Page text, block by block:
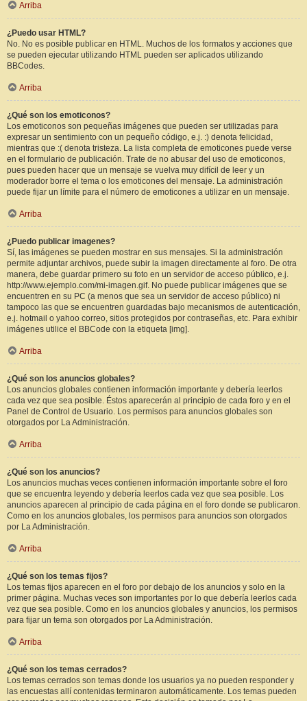
Arriba
¿Puedo usar HTML?
No. No es posible publicar en HTML. Muchos de los formatos y acciones que
se pueden ejecutar utilizando HTML pueden ser aplicados utilizando
BBCodes.
Arriba
¿Qué son los emoticonos?
Los emoticonos son pequeñas imágenes que pueden ser utilizadas para
expresar un sentimiento con un pequeño código, e.j. :) denota felicidad,
mientras que :( denota tristeza. La lista completa de emoticones puede verse
en el formulario de publicación. Trate de no abusar del uso de emoticonos,
pues pueden hacer que un mensaje se vuelva muy difícil de leer y un
moderador borre el tema o los emoticones del mensaje. La administración
puede fijar un límite para el número de emoticones a utilizar en un mensaje.
Arriba
¿Puedo publicar imagenes?
Sí, las imágenes se pueden mostrar en sus mensajes. Si la administración
permite adjuntar archivos, puede subir la imagen directamente al foro. De otra
manera, debe guardar primero su foto en un servidor de acceso público, e.j.
http://www.ejemplo.com/mi-imagen.gif. No puede publicar imágenes que se
encuentren en su PC (a menos que sea un servidor de acceso público) ni
tampoco las que se encuentren guardadas bajo mecanismos de autenticación,
e.j. hotmail o yahoo correo, sitios protegidos por contraseñas, etc. Para exhibir
imágenes utilice el BBCode con la etiqueta [img].
Arriba
¿Qué son los anuncios globales?
Los anuncios globales contienen información importante y debería leerlos
cada vez que sea posible. Éstos aparecerán al principio de cada foro y en el
Panel de Control de Usuario. Los permisos para anuncios globales son
otorgados por La Administración.
Arriba
¿Qué son los anuncios?
Los anuncios muchas veces contienen información importante sobre el foro
que se encuentra leyendo y debería leerlos cada vez que sea posible. Los
anuncios aparecen al principio de cada página en el foro donde se publicaron.
Como en los anuncios globales, los permisos para anuncios son otorgados
por La Administración.
Arriba
¿Qué son los temas fijos?
Los temas fijos aparecen en el foro por debajo de los anuncios y solo en la
primer página. Muchas veces son importantes por lo que debería leerlos cada
vez que sea posible. Como en los anuncios globales y anuncios, los permisos
para fijar un tema son otorgados por La Administración.
Arriba
¿Qué son los temas cerrados?
Los temas cerrados son temas donde los usuarios ya no pueden responder y
las encuestas allí contenidas terminaron automáticamente. Los temas pueden